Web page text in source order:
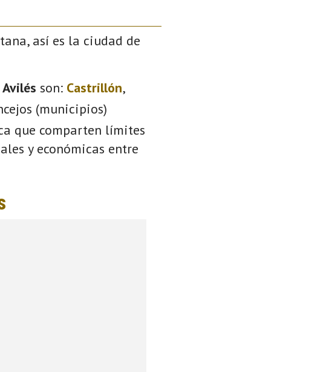
así es la ciudad de
son: Castrillón,
(municipios)
que comparten límites
y económicas entre